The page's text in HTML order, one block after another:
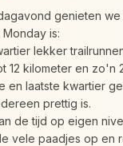
genieten
is:
lekker
12 kilometer en zo'n
en laatste kwartier
prettig is.
de tijd op eigen
vele paadjes op en